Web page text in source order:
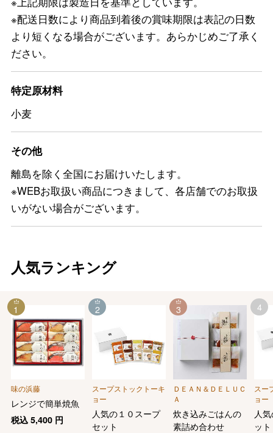
※配送日数により商品到着後の賞味期限は表記の日数
より短くなる場合がございます。あらかじめご了承く
ださい。
特定原材料
小麦
その他
離島を除く全国にお届けいたします。
※WEBお取扱い商品につきまして、各店舗でのお取扱
いがない場合がございます。
人気ランキング
味の浜藤
レンジで簡単焼魚
税込 5,400円
1
スープストックトーキ
ョー
人気の１０スープ
セット
2
ＤＥＡＮ＆ＤＥＬＵＣ
Ａ
炊き込みごはんの
素詰め合わせ
3
スー
ョー
人
ット
4